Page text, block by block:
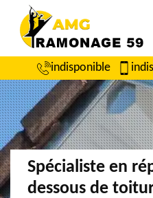
indisponible
Spécialiste en
dessous de